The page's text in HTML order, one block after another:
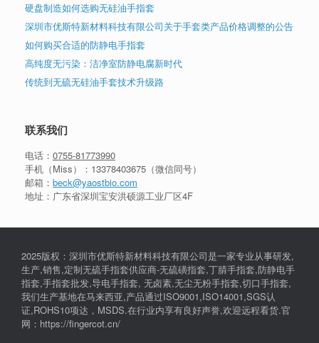
硬盘制造如何选购无硅油手指套
深圳市优斯特新材料科技有限公司关于手套类产品价格调整的公告
如何购买合适的防静电手指套
高纯度无污染：洁净室防静电腐新时代
传统到无硫无硅油手套技术升级路
联系我们
电话： 0755-81773990
手机（Miss）： 13378403675 （微信同号）
邮箱： beck@yaostbio.com
地址：广东省深圳宝安洪硕源工业厂区4F
2025版权：深圳市优斯特新材料科技有限公司是一家专业从事研发,
生产,销售,定制无硫手指套供应商-无硫磺指套,丁腈手指套,防静电手
指套,手指套批发,导电手指套, 无卤素,无尘无粉手指套,切口手指套,
我们生产基地在马来西亚,产品通过ISO9001,ISO14001,SGS认
证,ROHS10项达，MSDS.在行业内享有良好声誉,欢迎远程看货.官
网：https://fingercot.cn/